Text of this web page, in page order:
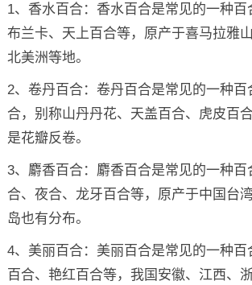
1、香水百合：香水百合是常见的一种
布兰卡、天上百合等，原产于喜马拉雅
北美洲等地。
2、卷丹百合：卷丹百合是常见的一种百
合，别称山丹丹花、天盖百合、虎皮百
是花瓣反卷。
3、麝香百合：麝香百合是常见的一种百
合、夜合、龙牙百合等，原产于中国台
岛也有分布。
4、美丽百合：美丽百合是常见的一种百
百合、艳红百合等，我国安徽、江西、